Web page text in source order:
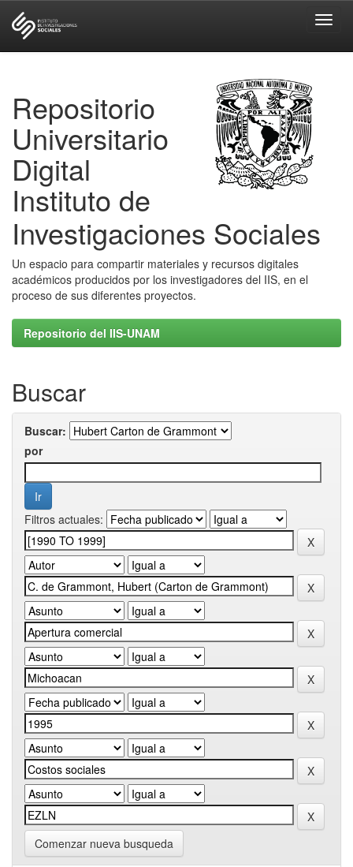
Repositorio
Universitario
Digital
Instituto de
Investigaciones Sociales
Un espacio para compartir materiales y recursos digitales
académicos producidos por los investigadores del IIS, en el
proceso de sus diferentes proyectos.
Repositorio del IIS-UNAM
Buscar
Buscar:
por
Filtros actuales:
Comenzar nueva busqueda